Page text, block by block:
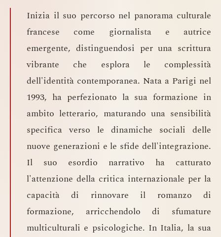
Inizia il suo percorso nel panorama culturale
francese come giornalista e autrice
emergente, distinguendosi per una scrittura
vibrante che esplora le complessità
dell'identità contemporanea. Nata a Parigi nel
1993, ha perfezionato la sua formazione in
ambito letterario, maturando una sensibilità
specifica verso le dinamiche sociali delle
nuove generazioni e le sfide dell'integrazione.
Il suo esordio narrativo ha catturato
l'attenzione della critica internazionale per la
capacità di rinnovare il romanzo di
formazione, arricchendolo di sfumature
multiculturali e psicologiche. In Italia, la sua